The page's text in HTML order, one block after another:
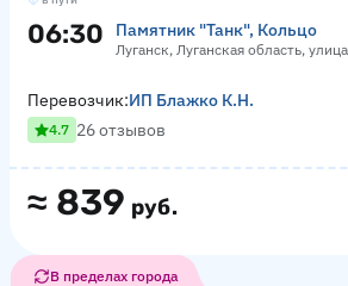
06:30 Памятник "Танк", Кольцо
Луганск, Луганская область,
≈ 839 руб.
Перевозчик:ИП Блажко К.Н.
4.7 26 отзывов
В пределах города